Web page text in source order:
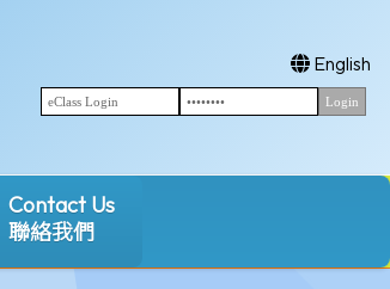
English
Contact Us
聯絡我們